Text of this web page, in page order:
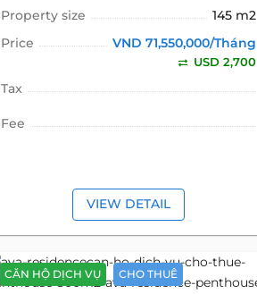
Property size
145 m2
Price
VND 71,550,000/Tháng
USD 2,700
Tax
Fee
VIEW DETAIL
CĂN HỘ DỊCH VỤ CHO THUÊ